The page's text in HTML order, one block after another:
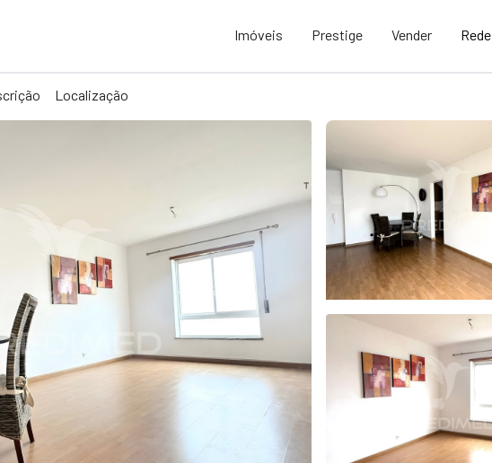
Imóveis Prestige Vender Rede
Localização